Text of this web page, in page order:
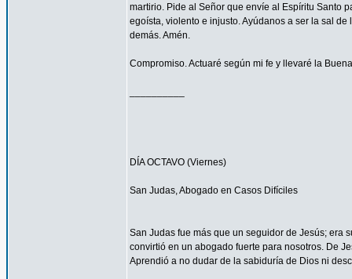
martirio. Pide al Señor que envíe al Espíritu Santo
egoísta, violento e injusto. Ayúdanos a ser la sal
demás. Amén.
Compromiso. Actuaré según mi fe y llevaré la
DÍA OCTAVO (Viernes)
San Judas, Abogado en Casos Difíciles
San Judas fue más que un seguidor de Jesús; era
convirtió en un abogado fuerte para nosotros. De
Aprendió a no dudar de la sabiduría de Dios ni